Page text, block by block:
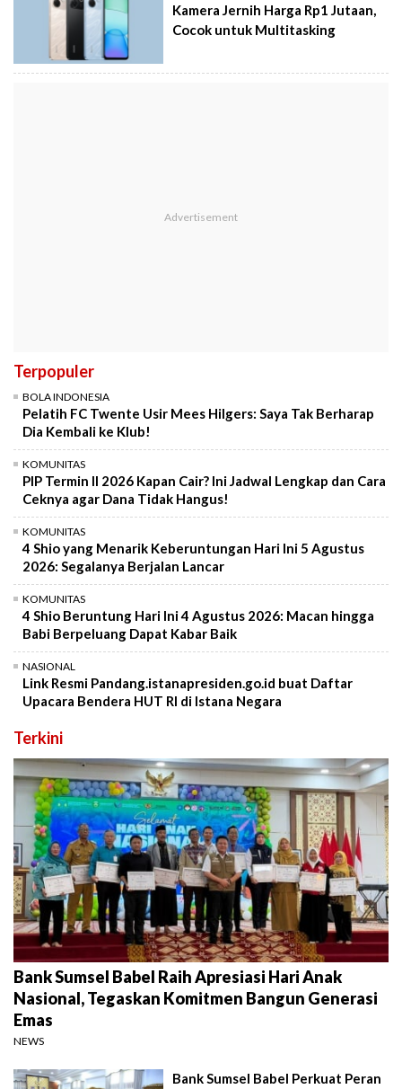
Kamera Jernih Harga Rp1 Jutaan,
Cocok untuk Multitasking
Terpopuler
BOLA INDONESIA
Pelatih FC Twente Usir Mees Hilgers: Saya Tak Berharap
Dia Kembali ke Klub!
KOMUNITAS
PIP Termin II 2026 Kapan Cair? Ini Jadwal Lengkap dan Cara
Ceknya agar Dana Tidak Hangus!
KOMUNITAS
4 Shio yang Menarik Keberuntungan Hari Ini 5 Agustus
2026: Segalanya Berjalan Lancar
KOMUNITAS
4 Shio Beruntung Hari Ini 4 Agustus 2026: Macan hingga
Babi Berpeluang Dapat Kabar Baik
NASIONAL
Link Resmi Pandang.istanapresiden.go.id buat Daftar
Upacara Bendera HUT RI di Istana Negara
Terkini
Bank Sumsel Babel Raih Apresiasi Hari Anak
Nasional, Tegaskan Komitmen Bangun Generasi
Emas
NEWS
Bank Sumsel Babel Perkuat Peran